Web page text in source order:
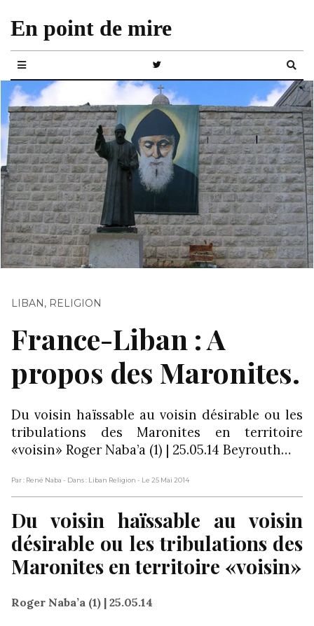
En point de mire
LIBAN, RELIGION
France-Liban : A
propos des Maronites.
Du voisin haïssable au voisin désirable ou les
tribulations des Maronites en territoire
«voisin» Roger Naba’a (1) | 25.05.14 Beyrouth…
Par : René Naba - Dans : Liban Religion - Le 25 Mai 2014
Du voisin haïssable au voisin
désirable ou les tribulations des
Maronites en territoire «voisin»
Roger Naba’a (1) | 25.05.14